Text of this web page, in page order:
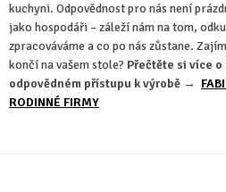
kuchyni. Odpovědnost pro nás není
jako hospodáři – záleží nám na tom,
zpracováváme a co po nás zůstane.
končí na vašem stole? Přečtěte si více o
odpovědném přístupu k výrobě →
RODINNÉ FIRMY